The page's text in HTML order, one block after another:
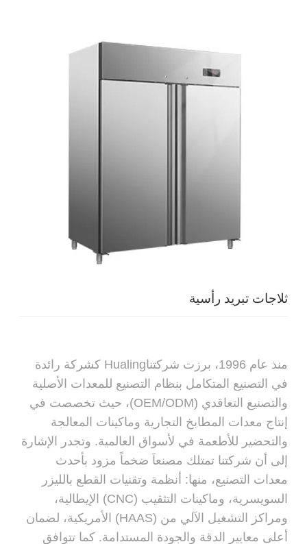
ثلاجات تبريد رأسية
منذ عام 1996، برزت شركتناHualing كشركة رائدة
في التصنيع المتكامل بنظام التصنيع للمعدات الأصلية
والتصنيع التعاقدي (OEM/ODM)، حيث تخصصت في
إنتاج معدات المطابخ التجارية وماكينات المعالجة
والتحضير للأطعمة في لأسواق العالمية. وتجدر الإشارة
إلى أن شركتنا تمتلك مصنعاَ ضخماً مزود بأحدث
معدات التصنيع، منها: أنظمة وتقنيات القطع بالليزر
السويسرية، وماكينات التثقيب (CNC) الإيطالية،
ومراكز التشغيل الآلي من (HAAS) الأمريكية، لضمان
أعلى معايير الدقة والجودة المستدامة. كما تتوافق